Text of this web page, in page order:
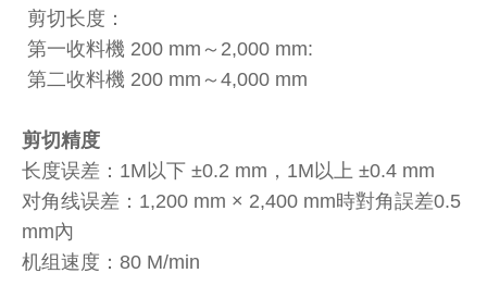
剪切长度：
第一收料機 200 mm～2,000 mm:
第二收料機 200 mm～4,000 mm
剪切精度
长度误差：1M以下 ±0.2 mm，1M以上 ±0.4 mm
对角线误差：1,200 mm × 2,400 mm時對角誤差0.5
mm內
机组速度：80 M/min